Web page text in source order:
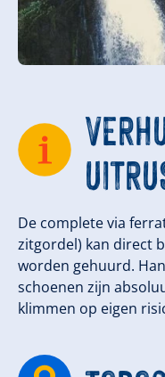
De complete via
zitgordel) kan direct
worden gehuurd.
schoenen zijn
klimmen op eigen